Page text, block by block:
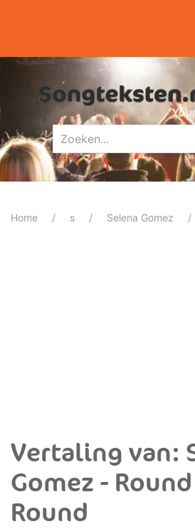
Home s Selena Gomez
Vertaling van:
Gomez -
Round